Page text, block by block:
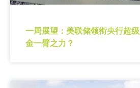
一周展望：美联储领衔央行超
金一臂之力？